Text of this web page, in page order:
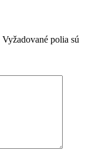
Vyžadované polia sú